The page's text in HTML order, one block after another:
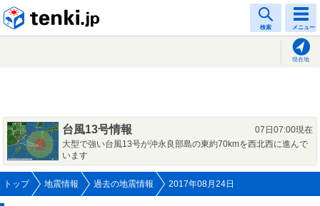
検索 メニュー
現在地
台風13号情報
07日07:00現在
大型で強い台風13号が沖永良部島の東約70kmを西北西に進んで
います
トップ 地震情報 過去の地震情報 2017年08月24日